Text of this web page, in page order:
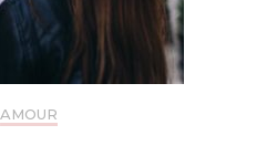
AMOUR